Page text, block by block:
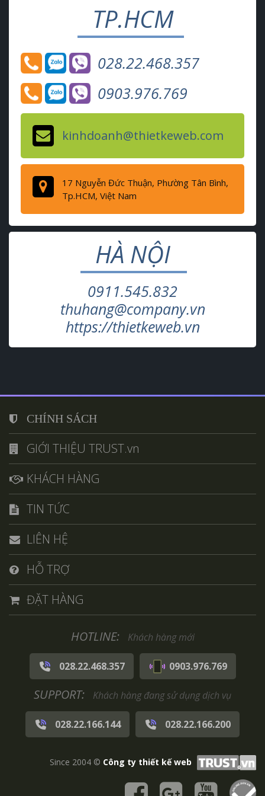
TP.HCM
028.22.468.357
0903.976.769
kinhdoanh@thietkeweb.com
17 Nguyễn Đức Thuận, Phường Tân Bình,
Tp.HCM, Việt Nam
HÀ NỘI
0911.545.832
thuhang@company.vn
https://thietkeweb.vn
CHÍNH SÁCH
GIỚI THIỆU TRUST.vn
KHÁCH HÀNG
TIN TỨC
LIÊN HỆ
HỖ TRỢ
ĐẶT HÀNG
HOTLINE: Khách hàng mới
028.22.468.357 0903.976.769
SUPPORT: Khách hàng đang sử dụng dịch vụ
028.22.166.144 028.22.166.200
Since 2004 © Công ty thiết kế web